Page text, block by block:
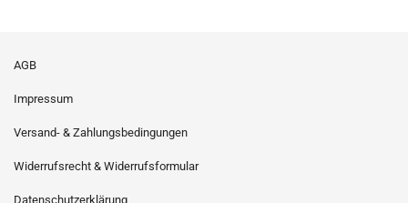
AGB
Impressum
Versand- & Zahlungsbedingungen
Widerrufsrecht & Widerrufsformular
Datenschutzerklärung